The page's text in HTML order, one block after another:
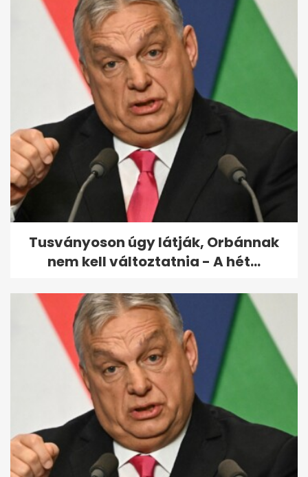
12 fontos gondolat Sulyok
Tamás rendhagyó, karácsonyi
beszédéből
Tusványoson úgy látják, Orbánnak
nem kell változtatnia - A hét...